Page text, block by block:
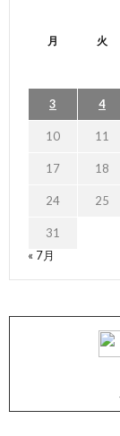
月 火
3 4
10 11
17 18
24 25
31
« 7月